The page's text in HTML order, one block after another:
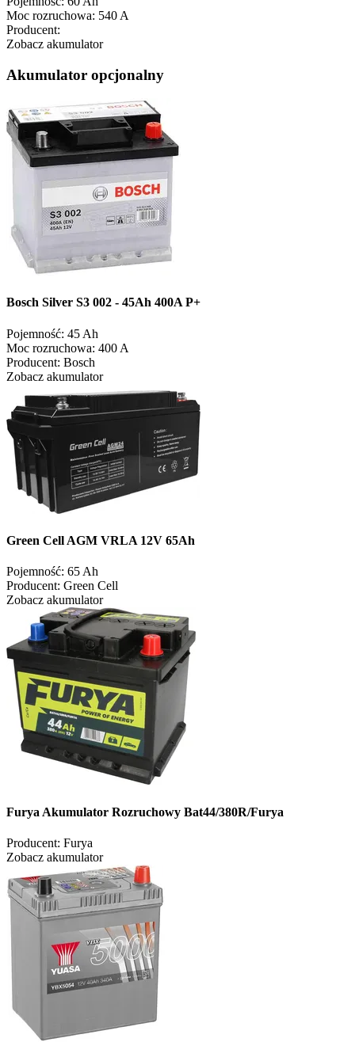
Moc rozruchowa: 540 A
Producent:
Zobacz akumulator
Akumulator opcjonalny
Bosch Silver S3 002 - 45Ah 400A P+
Pojemność: 45 Ah
Moc rozruchowa: 400 A
Producent: Bosch
Zobacz akumulator
Green Cell AGM VRLA 12V 65Ah
Pojemność: 65 Ah
Producent: Green Cell
Zobacz akumulator
Furya Akumulator Rozruchowy Bat44/380R/Furya
Producent: Furya
Zobacz akumulator